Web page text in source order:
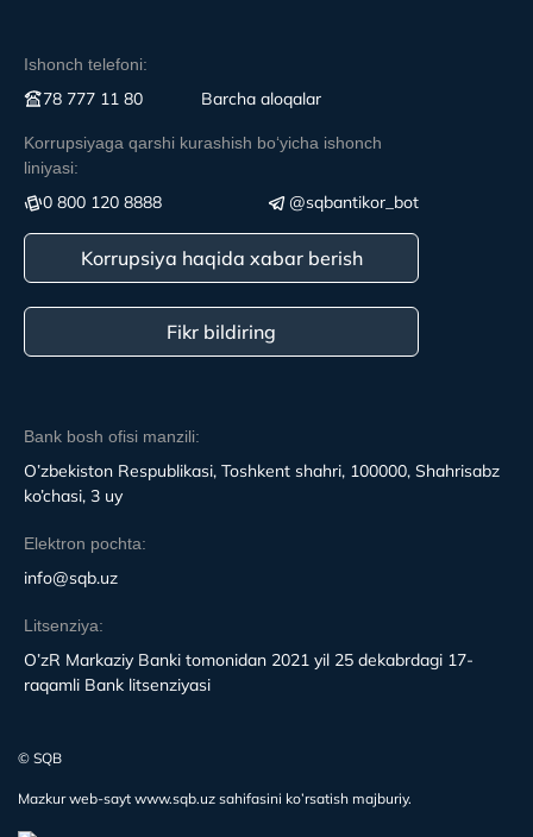
Bank bosh ofisi manzili:
O’zbekiston Respublikasi, Toshkent shahri, 100000, Shahrisabz
ko’chasi, 3 uy
Elektron pochta:
info@sqb.uz
Litsenziya:
O’zR Markaziy Banki tomonidan 2021 yil 25 dekabrdagi 17-
raqamli Bank litsenziyasi
Ishonch telefoni:
78 777 11 80 Вarcha aloqalar
Korrupsiyaga qarshi kurashish boʻyicha ishonch
liniyasi:
0 800 120 8888 @sqbantikor_bot
Korrupsiya haqida xabar berish
Fikr bildiring
© SQB
Mazkur web-sayt www.sqb.uz sahifasini ko’rsatish majburiy.